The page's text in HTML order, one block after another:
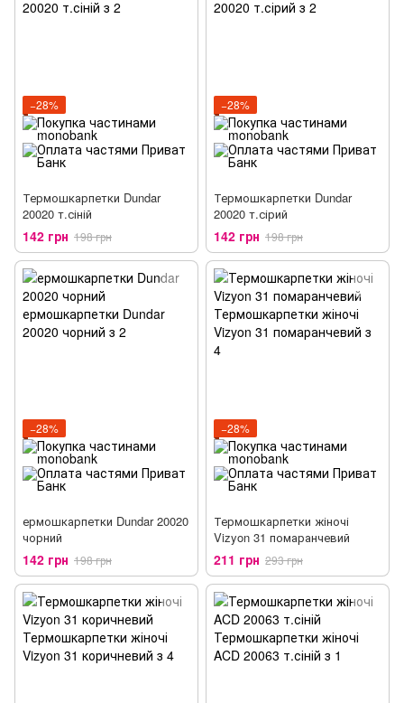
−28%
Термошкарпетки Dundar
20020 т.сіній
142 грн 198 грн
−28%
Термошкарпетки Dundar
20020 т.сірий
142 грн 198 грн
−28%
ермошкарпетки Dundar 20020
чорний
142 грн 198 грн
−28%
Термошкарпетки жіночі
Vizyon 31 помаранчевий
211 грн 293 грн